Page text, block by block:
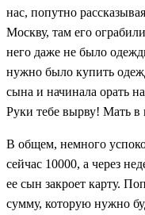
нас, попутно
Москву, там его
него даже не было
нужно было купить
сына и начинала орать
Руки тебе вырву! Мать
В общем, немного
сейчас 10000, а через
ее сын закроет карту.
сумму, которую нужно